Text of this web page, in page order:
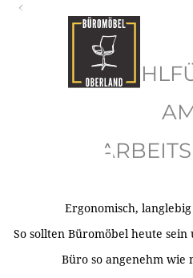
Ergonomisch,
So sollten Büromöbel heute
Büro so angenehm wie